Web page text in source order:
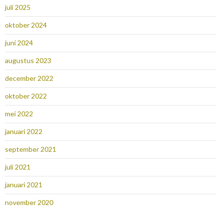
juli 2025
oktober 2024
juni 2024
augustus 2023
december 2022
oktober 2022
mei 2022
januari 2022
september 2021
juli 2021
januari 2021
november 2020